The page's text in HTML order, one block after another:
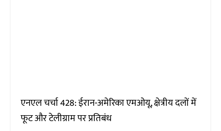
एनएल चर्चा 428: ईरान-अमेरिका एमओयू, क्षेत्रीय दलों में
फूट और टेलीग्राम पर प्रतिबंध